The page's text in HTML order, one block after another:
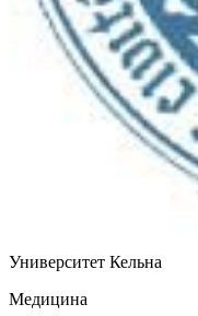
Университет Кельна
Медицина